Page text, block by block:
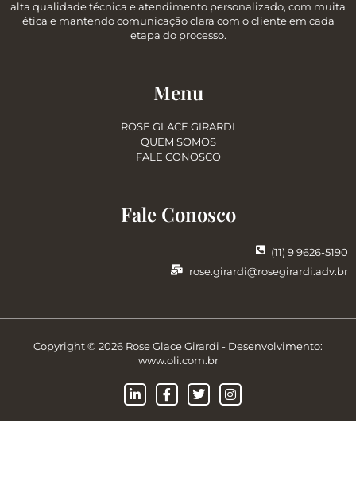
alta qualidade técnica e atendimento personalizado, com muita
ética e mantendo comunicação clara com o cliente em cada
etapa do processo.
Menu
ROSE GLACE GIRARDI
QUEM SOMOS
FALE CONOSCO
Fale Conosco
(11) 9 9626-5190
rose.girardi@rosegirardi.adv.br
Copyright © 2026 Rose Glace Girardi - Desenvolvimento:
www.oli.com.br